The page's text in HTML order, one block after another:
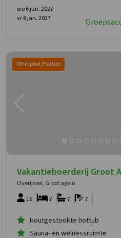
wo 6 jan. 2027 -
vr 8 jan. 2027
Whirlpool/Hottub
Vakantieboerderij Groot
Overijssel, Groot agelo
16 7
7
7
Houtgestookte hottub
Sauna- en welnessruimte